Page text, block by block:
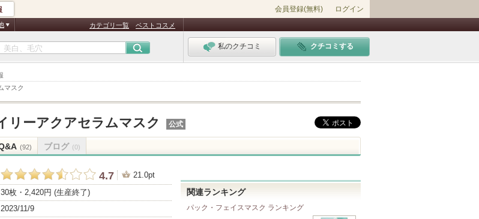
マスク
会員登録(無料) ログイン
カテゴリ一覧 ベストコスメ
私のクチコミ クチコミする
リーアクアセラムマスク 公式
(92) ブログ (0)
4.7 21.0pt
30枚・2,420円 (生産終了)
2023/11/9
関連ランキング
パック・フェイスマスク ランキング